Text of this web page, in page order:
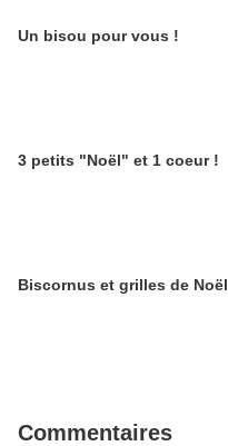
Un bisou pour vous !
3 petits "Noël" et 1 coeur !
Biscornus et grilles de Noël
Commentaires